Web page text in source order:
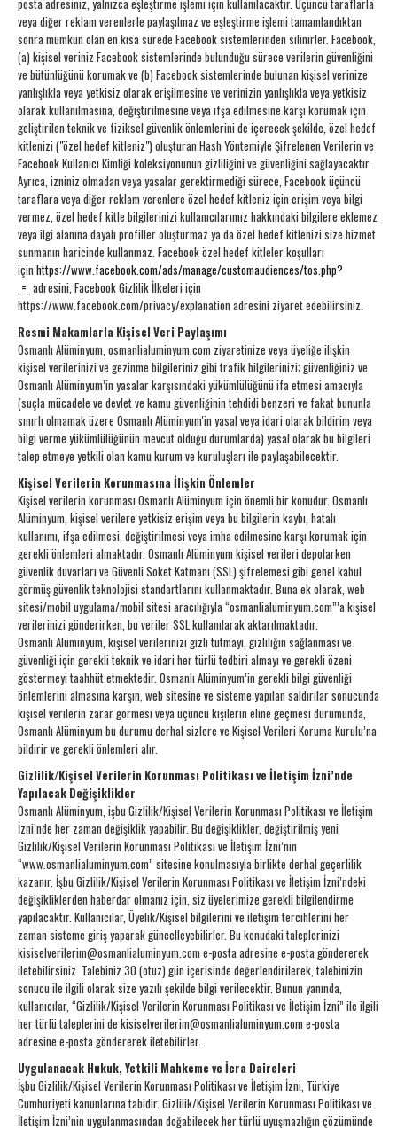
posta adresiniz, yalnızca eşleştirme işlemi için kullanılacaktır. Üçüncü taraflarla
veya diğer reklam verenlerle paylaşılmaz ve eşleştirme işlemi tamamlandıktan
sonra mümkün olan en kısa sürede Facebook sistemlerinden silinirler. Facebook,
(a) kişisel veriniz Facebook sistemlerinde bulunduğu sürece verilerin güvenliğini
ve bütünlüğünü korumak ve (b) Facebook sistemlerinde bulunan kişisel verinize
yanlışlıkla veya yetkisiz olarak erişilmesine ve verinizin yanlışlıkla veya yetkisiz
olarak kullanılmasına, değiştirilmesine veya ifşa edilmesine karşı korumak için
geliştirilen teknik ve fiziksel güvenlik önlemlerini de içerecek şekilde, özel hedef
kitlenizi ("özel hedef kitleniz") oluşturan Hash Yöntemiyle Şifrelenen Verilerin ve
Facebook Kullanıcı Kimliği koleksiyonunun gizliliğini ve güvenliğini sağlayacaktır.
Ayrıca, izniniz olmadan veya yasalar gerektirmediği sürece, Facebook üçüncü
taraflara veya diğer reklam verenlere özel hedef kitleniz için erişim veya bilgi
vermez, özel hedef kitle bilgilerinizi kullanıcılarımız hakkındaki bilgilere eklemez
veya ilgi alanına dayalı profiller oluşturmaz ya da özel hedef kitlenizi size hizmet
sunmanın haricinde kullanmaz. Facebook özel hedef kitleler koşulları
için https://www.facebook.com/ads/manage/customaudiences/tos.php?
_=_ adresini, Facebook Gizlilik İlkeleri için
https://www.facebook.com/privacy/explanation adresini ziyaret edebilirsiniz.
Resmi Makamlarla Kişisel Veri Paylaşımı
Osmanlı Alüminyum, osmanlialuminyum.com ziyaretinize veya üyeliğe ilişkin
kişisel verilerinizi ve gezinme bilgileriniz gibi trafik bilgilerinizi; güvenliğiniz ve
Osmanlı Alüminyum’in yasalar karşısındaki yükümlülüğünü ifa etmesi amacıyla
(suçla mücadele ve devlet ve kamu güvenliğinin tehdidi benzeri ve fakat bununla
sınırlı olmamak üzere Osmanlı Alüminyum'in yasal veya idari olarak bildirim veya
bilgi verme yükümlülüğünün mevcut olduğu durumlarda) yasal olarak bu bilgileri
talep etmeye yetkili olan kamu kurum ve kuruluşları ile paylaşabilecektir.
Kişisel Verilerin Korunmasına İlişkin Önlemler
Kişisel verilerin korunması Osmanlı Alüminyum için önemli bir konudur. Osmanlı
Alüminyum, kişisel verilere yetkisiz erişim veya bu bilgilerin kaybı, hatalı
kullanımı, ifşa edilmesi, değiştirilmesi veya imha edilmesine karşı korumak için
gerekli önlemleri almaktadır. Osmanlı Alüminyum kişisel verileri depolarken
güvenlik duvarları ve Güvenli Soket Katmanı (SSL) şifrelemesi gibi genel kabul
görmüş güvenlik teknolojisi standartlarını kullanmaktadır. Buna ek olarak, web
sitesi/mobil uygulama/mobil sitesi aracılığıyla “osmanlialuminyum.com”’a kişisel
verilerinizi gönderirken, bu veriler SSL kullanılarak aktarılmaktadır.
Osmanlı Alüminyum, kişisel verilerinizi gizli tutmayı, gizliliğin sağlanması ve
güvenliği için gerekli teknik ve idari her türlü tedbiri almayı ve gerekli özeni
göstermeyi taahhüt etmektedir. Osmanlı Alüminyum’in gerekli bilgi güvenliği
önlemlerini almasına karşın, web sitesine ve sisteme yapılan saldırılar sonucunda
kişisel verilerin zarar görmesi veya üçüncü kişilerin eline geçmesi durumunda,
Osmanlı Alüminyum bu durumu derhal sizlere ve Kişisel Verileri Koruma Kurulu’na
bildirir ve gerekli önlemleri alır.
Gizlilik/Kişisel Verilerin Korunması Politikası ve İletişim İzni’nde
Yapılacak Değişiklikler
Osmanlı Alüminyum, işbu Gizlilik/Kişisel Verilerin Korunması Politikası ve İletişim
İzni’nde her zaman değişiklik yapabilir. Bu değişiklikler, değiştirilmiş yeni
Gizlilik/Kişisel Verilerin Korunması Politikası ve İletişim İzni’nin
“www.osmanlialuminyum.com” sitesine konulmasıyla birlikte derhal geçerlilik
kazanır. İşbu Gizlilik/Kişisel Verilerin Korunması Politikası ve İletişim İzni’ndeki
değişikliklerden haberdar olmanız için, siz üyelerimize gerekli bilgilendirme
yapılacaktır. Kullanıcılar, Üyelik/Kişisel bilgilerini ve iletişim tercihlerini her
zaman sisteme giriş yaparak güncelleyebilirler. Bu konudaki taleplerinizi
kisiselverilerim@osmanlialuminyum.com e-posta adresine e-posta göndererek
iletebilirsiniz. Talebiniz 30 (otuz) gün içerisinde değerlendirilerek, talebinizin
sonucu ile ilgili olarak size yazılı şekilde bilgi verilecektir. Bunun yanında,
kullanıcılar, “Gizlilik/Kişisel Verilerin Korunması Politikası ve İletişim İzni” ile ilgili
her türlü taleplerini de kisiselverilerim@osmanlialuminyum.com e-posta
adresine e-posta göndererek iletebilirler.
Uygulanacak Hukuk, Yetkili Mahkeme ve İcra Daireleri
İşbu Gizlilik/Kişisel Verilerin Korunması Politikası ve İletişim İzni, Türkiye
Cumhuriyeti kanunlarına tabidir. Gizlilik/Kişisel Verilerin Korunması Politikası ve
İletişim İzni’nin uygulanmasından doğabilecek her türlü uyuşmazlığın çözümünde